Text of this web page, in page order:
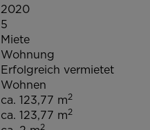
2020
5
Miete
Wohnung
Erfolgreich vermietet
Wohnen
ca. 123,77 m2
ca. 123,77 m2
2